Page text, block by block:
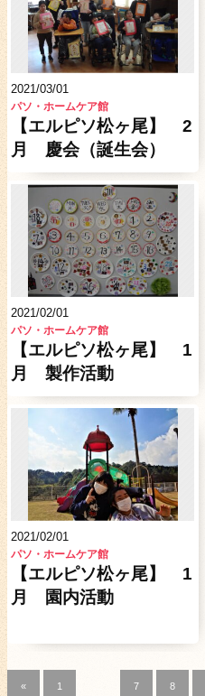
2021/03/01
パソ・ホームケア館
【エルピソ松ヶ尾】 2
月 慶会（誕生会）
2021/02/01
パソ・ホームケア館
【エルピソ松ヶ尾】 1
月 製作活動
2021/02/01
パソ・ホームケア館
【エルピソ松ヶ尾】 1
月 園内活動
« 1 7 8